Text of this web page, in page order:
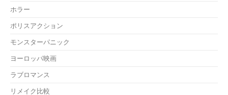
ホラー
ポリスアクション
モンスターパニック
ヨーロッパ映画
ラブロマンス
リメイク比較